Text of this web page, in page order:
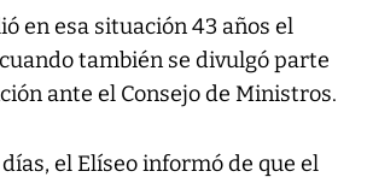
en esa situación 43 años el
también se divulgó parte
ante el Consejo de Ministros.
el Elíseo informó de que el